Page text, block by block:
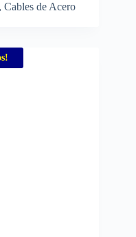
, Cables de Acero